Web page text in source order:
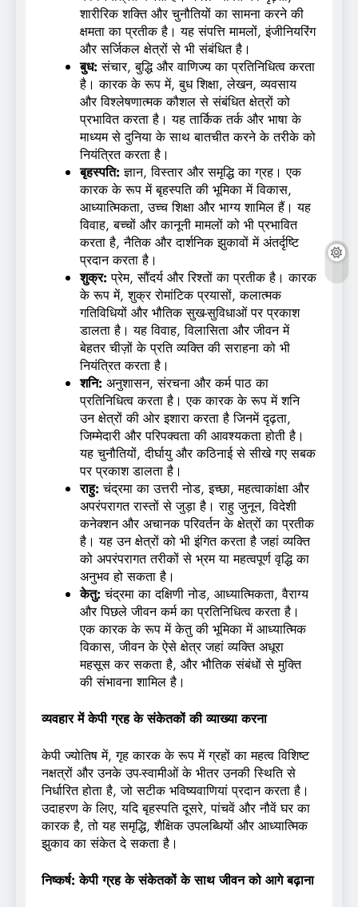
शारीरिक शक्ति और चुनौतियों का सामना करने की
क्षमता का प्रतीक है। यह संपत्ति मामलों, इंजीनियरिंग
और सर्जिकल क्षेत्रों से भी संबंधित है।
बुध: संचार, बुद्धि और वाणिज्य का प्रतिनिधित्व करता
है। कारक के रूप में, बुध शिक्षा, लेखन, व्यवसाय
और विश्लेषणात्मक कौशल से संबंधित क्षेत्रों को
प्रभावित करता है। यह तार्किक तर्क और भाषा के
माध्यम से दुनिया के साथ बातचीत करने के तरीके को
नियंत्रित करता है।
बृहस्पति:ज्ञान, विस्तार और समृद्धि का ग्रह। एक
कारक के रूप में बृहस्पति की भूमिका में विकास,
आध्यात्मिकता, उच्च शिक्षा और भाग्य शामिल हैं। यह
विवाह, बच्चों और कानूनी मामलों को भी प्रभावित
करता है, नैतिक और दार्शनिक झुकावों में अंतर्दृष्टि
प्रदान करता है।
शुक्र:प्रेम, सौंदर्य और रिश्तों का प्रतीक है। कारक
के रूप में, शुक्र रोमांटिक प्रयासों, कलात्मक
गतिविधियों और भौतिक सुख-सुविधाओं पर प्रकाश
डालता है। यह विवाह, विलासिता और जीवन में
बेहतर चीज़ों के प्रति व्यक्ति की सराहना को भी
नियंत्रित करता है।
शनि: अनुशासन, संरचना और कर्म पाठ का
प्रतिनिधित्व करता है। एक कारक के रूप में शनि
उन क्षेत्रों की ओर इशारा करता है जिनमें दृढ़ता,
जिम्मेदारी और परिपक्वता की आवश्यकता होती है।
यह चुनौतियों, दीर्घायु और कठिनाई से सीखे गए सबक
पर प्रकाश डालता है।
राहु: चंद्रमा का उत्तरी नोड, इच्छा, महत्वाकांक्षा और
अपरंपरागत रास्तों से जुड़ा है। राहु जुनून, विदेशी
कनेक्शन और अचानक परिवर्तन के क्षेत्रों का प्रतीक
है। यह उन क्षेत्रों को भी इंगित करता है जहां व्यक्ति
को अपरंपरागत तरीकों से भ्रम या महत्वपूर्ण वृद्धि का
अनुभव हो सकता है।
केतु: चंद्रमा का दक्षिणी नोड, आध्यात्मिकता, वैराग्य
और पिछले जीवन कर्म का प्रतिनिधित्व करता है।
एक कारक के रूप में केतु की भूमिका में आध्यात्मिक
विकास, जीवन के ऐसे क्षेत्र जहां व्यक्ति अधूरा
महसूस कर सकता है, और भौतिक संबंधों से मुक्ति
की संभावना शामिल है।
व्यवहार में केपी ग्रह के संकेतकों की व्याख्या करना
केपी ज्योतिष में, गृह कारक के रूप में ग्रहों का महत्व विशिष्ट
नक्षत्रों और उनके उप-स्वामीओं के भीतर उनकी स्थिति से
निर्धारित होता है, जो सटीक भविष्यवाणियां प्रदान करता है।
उदाहरण के लिए, यदि बृहस्पति दूसरे, पांचवें और नौवें घर का
कारक है, तो यह समृद्धि, शैक्षिक उपलब्धियों और आध्यात्मिक
झुकाव का संकेत दे सकता है।
निष्कर्ष: केपी ग्रह के संकेतकों के साथ जीवन को आगे बढ़ाना